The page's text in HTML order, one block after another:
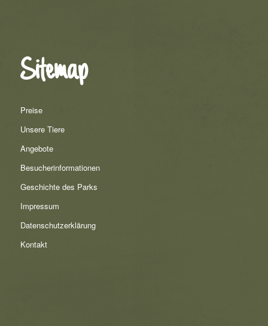
Sitemap
Preise
Unsere Tiere
Angebote
Besucherinformationen
Geschichte des Parks
Impressum
Datenschutzerklärung
Kontakt